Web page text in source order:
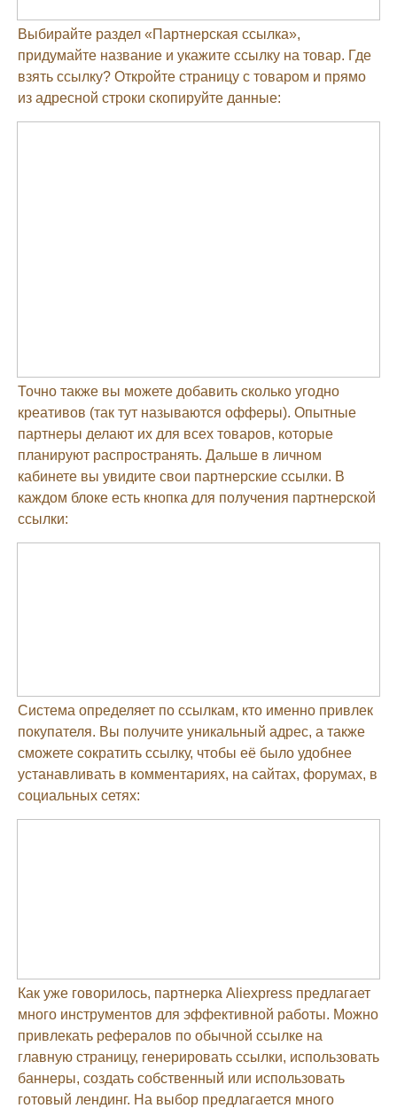
Выбирайте раздел «Партнерская ссылка»,
придумайте название и укажите ссылку на товар. Где
взять ссылку? Откройте страницу с товаром и прямо
из адресной строки скопируйте данные:
Точно также вы можете добавить сколько угодно
креативов (так тут называются офферы). Опытные
партнеры делают их для всех товаров, которые
планируют распространять. Дальше в личном
кабинете вы увидите свои партнерские ссылки. В
каждом блоке есть кнопка для получения партнерской
ссылки:
Система определяет по ссылкам, кто именно привлек
покупателя. Вы получите уникальный адрес, а также
сможете сократить ссылку, чтобы её было удобнее
устанавливать в комментариях, на сайтах, форумах, в
социальных сетях:
Как уже говорилось, партнерка Aliexpress предлагает
много инструментов для эффективной работы. Можно
привлекать рефералов по обычной ссылке на
главную страницу, генерировать ссылки, использовать
баннеры, создать собственный или использовать
готовый лендинг. На выбор предлагается много